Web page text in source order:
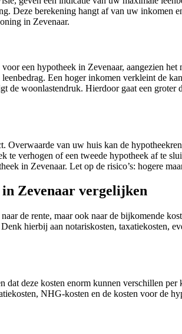
Deze berekening hangt af van uw
in Zevenaar.
een hypotheek in Zevenaar, aangezien
Een hoger inkomen verkleint de
woonlastendruk. Hierdoor gaat een
Overwaarde van uw huis kan de
te verhogen of een tweede hypotheek af te
in Zevenaar. Let op de risico’s: hogere
Zevenaar vergelijken
de rente, maar ook naar de bijkomende
hierbij aan notariskosten, taxatiekosten,
deze kosten enorm kunnen verschillen
NHG-kosten en de kosten voor de